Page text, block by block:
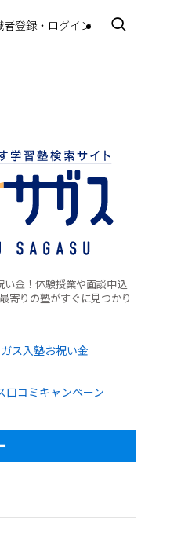
者登録・ログイン
い金！体験授業や面談申込
寄りの塾がすぐに見つかり